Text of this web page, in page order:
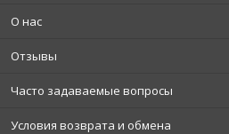
О нас
Отзывы
Часто задаваемые вопросы
Условия возврата и обмена